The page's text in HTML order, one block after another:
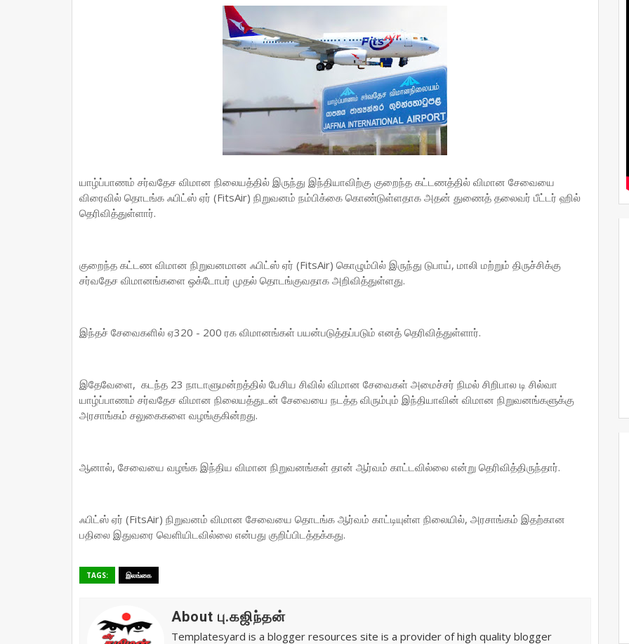
யாழ்ப்பாணம் சர்வதேச விமான நிலையத்தில் இருந்து இந்தியாவிற்கு குறைந்த கட்டணத்தில் விமான சேவையை
விரைவில் தொடங்க ஃபிட்ஸ் ஏர் (FitsAir) நிறுவனம் நம்பிக்கை கொண்டுள்ளதாக அதன் துணைத் தலைவர் பீட்டர் ஹில்
தெரிவித்துள்ளார்.
குறைந்த கட்டண விமான நிறுவனமான ஃபிட்ஸ் ஏர் (FitsAir) கொழும்பில் இருந்து டுபாய், மாலி மற்றும் திருச்சிக்கு
சர்வதேச விமானங்களை ஒக்டோபர் முதல் தொடங்குவதாக அறிவித்துள்ளது.
இந்தச் சேவைகளில் ஏ320 - 200 ரக விமானங்கள் பயன்படுத்தப்படும் எனத் தெரிவித்துள்ளார்.
இதேவேளை, கடந்த 23 நாடாளுமன்றத்தில் பேசிய சிவில் விமான சேவைகள் அமைச்சர் நிமல் சிறிபால டி சில்வா
யாழ்ப்பாணம் சர்வதேச விமான நிலையத்துடன் சேவையை நடத்த விரும்பும் இந்தியாவின் விமான நிறுவனங்களுக்கு
அரசாங்கம் சலுகைகளை வழங்குகின்றது.
ஆனால், சேவையை வழங்க இந்திய விமான நிறுவனங்கள் தான் ஆர்வம் காட்டவில்லை என்று தெரிவித்திருந்தார்.
ஃபிட்ஸ் ஏர் (FitsAir) நிறுவனம் விமான சேவையை தொடங்க ஆர்வம் காட்டியுள்ள நிலையில், அரசாங்கம் இதற்கான
பதிலை இதுவரை வெளியிடவில்லை என்பது குறிப்பிடத்தக்கது.
TAGS: இலங்கை
About பு.கஜிந்தன்
Templatesyard is a blogger resources site is a provider of high quality blogger